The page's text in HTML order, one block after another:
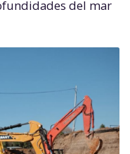
del mar